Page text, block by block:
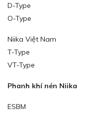
D-Type
O-Type
Niika Việt Nam
T-Type
VT-Type
Phanh khí nén Niika
ESBM